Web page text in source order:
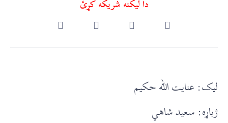
دا ليکنه شريکه کړئ
ليک: عنايت الله حکيم
ژباړه: سعيد شاهي